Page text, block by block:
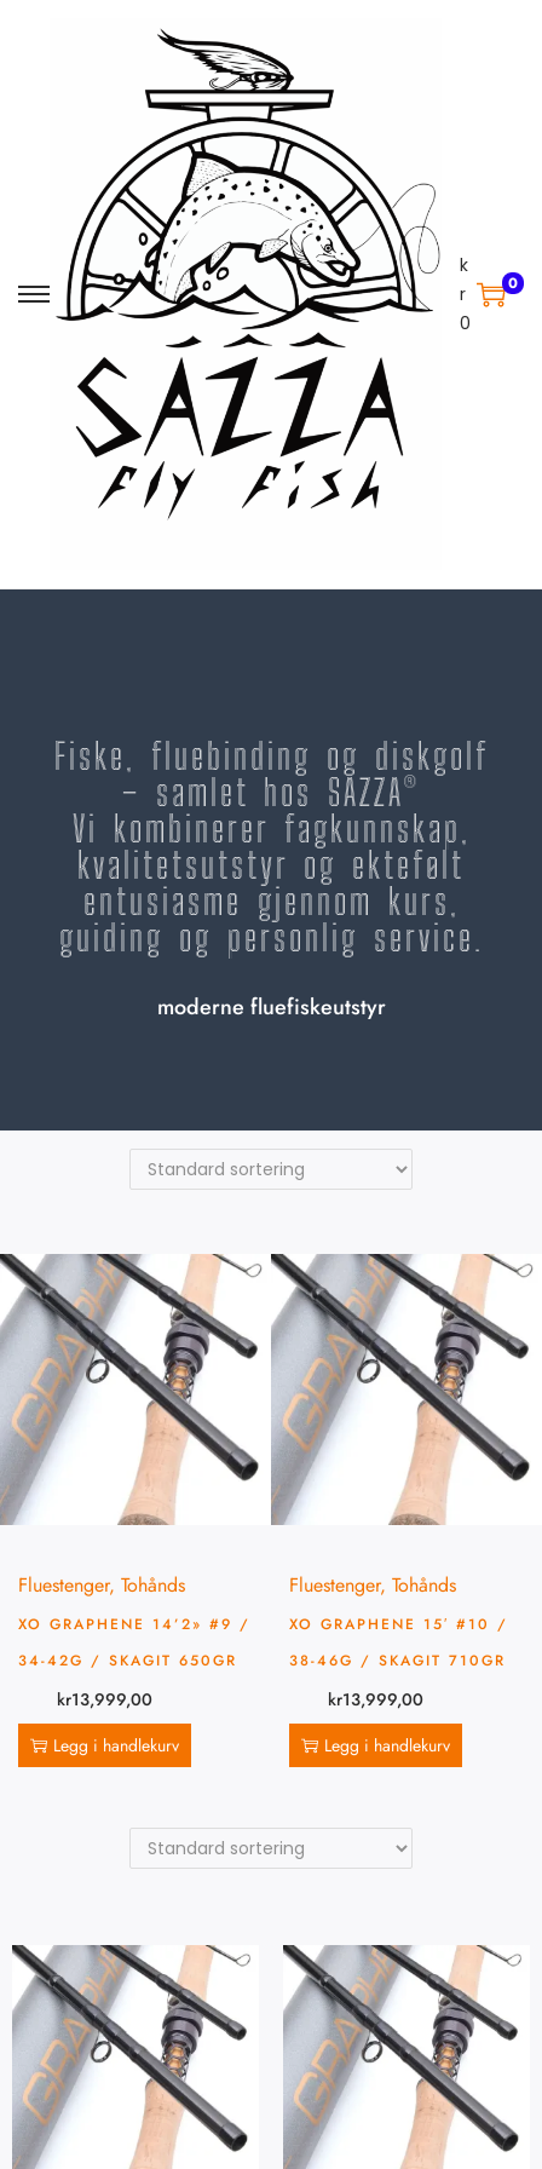
k
r
0
0
Fiske, fluebinding og diskgolf
– samlet hos SAZZA®
Vi kombinerer fagkunnskap,
kvalitetsutstyr og ektefølt
entusiasme gjennom kurs,
guiding og personlig service.
moderne fluefiskeutstyr
Fluestenger, Tohånds
XO GRAPHENE 14’2» #9 /
34-42G / SKAGIT 650GR
kr13,999,00
Legg i handlekurv
Fluestenger, Tohånds
XO GRAPHENE 15′ #10 /
38-46G / SKAGIT 710GR
kr13,999,00
Legg i handlekurv